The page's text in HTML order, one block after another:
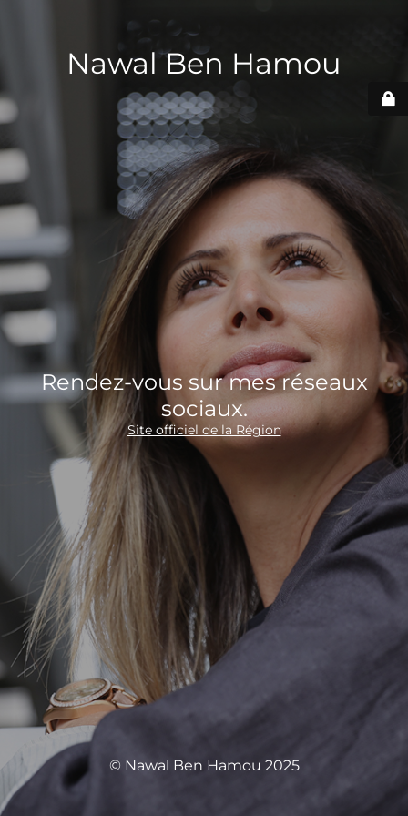
Nawal Ben Hamou
Rendez-vous sur mes réseaux
sociaux.
Site officiel de la Région
© Nawal Ben Hamou 2025